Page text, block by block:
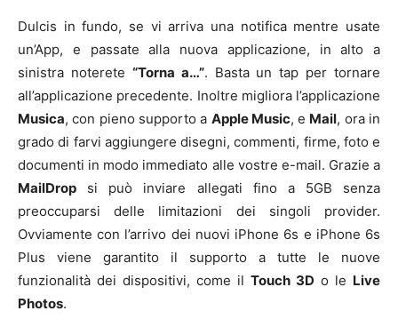
Dulcis in fundo, se vi arriva una notifica mentre usate
un’App, e passate alla nuova applicazione, in alto a
sinistra noterete “Torna a…”. Basta un tap per tornare
all’applicazione precedente. Inoltre migliora l’applicazione
Musica, con pieno supporto a Apple Music, e Mail, ora in
grado di farvi aggiungere disegni, commenti, firme, foto e
documenti in modo immediato alle vostre e-mail. Grazie a
MailDrop si può inviare allegati fino a 5GB senza
preoccuparsi delle limitazioni dei singoli provider.
Ovviamente con l’arrivo dei nuovi iPhone 6s e iPhone 6s
Plus viene garantito il supporto a tutte le nuove
funzionalità dei dispositivi, come il Touch 3D o le Live
Photos.